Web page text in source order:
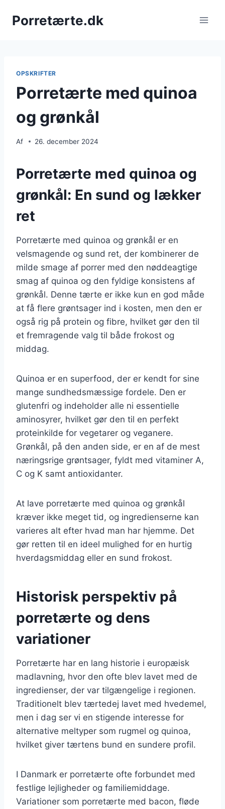
Porretærte.dk
OPSKRIFTER
Porretærte med quinoa
og grønkål
Af 26. december 2024
Porretærte med quinoa og
grønkål: En sund og lækker
ret
Porretærte med quinoa og grønkål er en
velsmagende og sund ret, der kombinerer de
milde smage af porrer med den nøddeagtige
smag af quinoa og den fyldige konsistens af
grønkål. Denne tærte er ikke kun en god måde
at få flere grøntsager ind i kosten, men den er
også rig på protein og fibre, hvilket gør den til
et fremragende valg til både frokost og
middag.
Quinoa er en superfood, der er kendt for sine
mange sundhedsmæssige fordele. Den er
glutenfri og indeholder alle ni essentielle
aminosyrer, hvilket gør den til en perfekt
proteinkilde for vegetarer og veganere.
Grønkål, på den anden side, er en af de mest
næringsrige grøntsager, fyldt med vitaminer A,
C og K samt antioxidanter.
At lave porretærte med quinoa og grønkål
kræver ikke meget tid, og ingredienserne kan
varieres alt efter hvad man har hjemme. Det
gør retten til en ideel mulighed for en hurtig
hverdagsmiddag eller en sund frokost.
Historisk perspektiv på
porretærte og dens
variationer
Porretærte har en lang historie i europæisk
madlavning, hvor den ofte blev lavet med de
ingredienser, der var tilgængelige i regionen.
Traditionelt blev tærtedej lavet med hvedemel,
men i dag ser vi en stigende interesse for
alternative meltyper som rugmel og quinoa,
hvilket giver tærtens bund en sundere profil.
I Danmark er porretærte ofte forbundet med
festlige lejligheder og familiemiddage.
Variationer som porretærte med bacon, fløde